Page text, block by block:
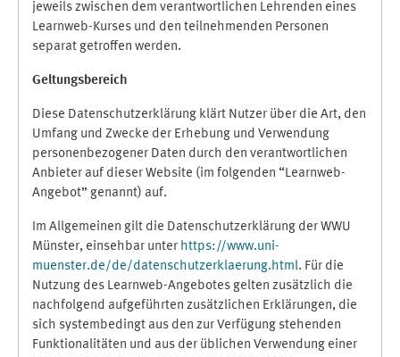
jeweils zwischen dem verantwortlichen Lehrenden eines
Learnweb-Kurses und den teilnehmenden Personen
separat getroffen werden.
Geltungsbereich
Diese Datenschutzerklärung klärt Nutzer über die Art, den
Umfang und Zwecke der Erhebung und Verwendung
personenbezogener Daten durch den verantwortlichen
Anbieter auf dieser Website (im folgenden “Learnweb-
Angebot” genannt) auf.
Im Allgemeinen gilt die Datenschutzerklärung der WWU
Münster, einsehbar unter https://www.uni-
muenster.de/de/datenschutzerklaerung.html. Für die
Nutzung des Learnweb-Angebotes gelten zusätzlich die
nachfolgend aufgeführten zusätzlichen Erklärungen, die
sich systembedingt aus den zur Verfügung stehenden
Funktionalitäten und aus der üblichen Verwendung einer